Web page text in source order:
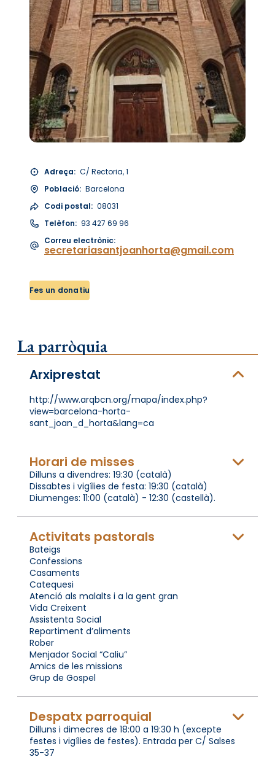
Adreça: C/ Rectoria, 1
Població: Barcelona
Codi postal: 08031
Telèfon: 93 427 69 96
Correu electrònic:
secretariasantjoanhorta@gmail.com
Fes un donatiu
La parròquia
Arxiprestat
http://www.arqbcn.org/mapa/index.php?
view=barcelona-horta-
sant_joan_d_horta&lang=ca
Horari de misses
Dilluns a divendres: 19:30 (català)
Dissabtes i vigílies de festa: 19:30 (català)
Diumenges: 11:00 (català) - 12:30 (castellà).
Activitats pastorals
Bateigs
Confessions
Casaments
Catequesi
Atenció als malalts i a la gent gran
Vida Creixent
Assistenta Social
Repartiment d’aliments
Rober
Menjador Social “Caliu”
Amics de les missions
Grup de Gospel
Despatx parroquial
Dilluns i dimecres de 18:00 a 19:30 h (excepte
festes i vigílies de festes). Entrada per C/ Salses
35-37